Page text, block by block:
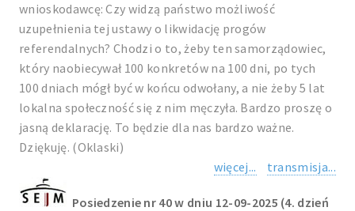
wnioskodawcę: Czy widzą państwo możliwość
uzupełnienia tej ustawy o likwidację progów
referendalnych? Chodzi o to, żeby ten samorządowiec,
który naobiecywał 100 konkretów na 100 dni, po tych
100 dniach mógł być w końcu odwołany, a nie żeby 5 lat
lokalna społeczność się z nim męczyła. Bardzo proszę o
jasną deklarację. To będzie dla nas bardzo ważne.
Dziękuję. (Oklaski)
więcej...
transmisja...
Posiedzenie nr 40 w dniu 12-09-2025 (4. dzień